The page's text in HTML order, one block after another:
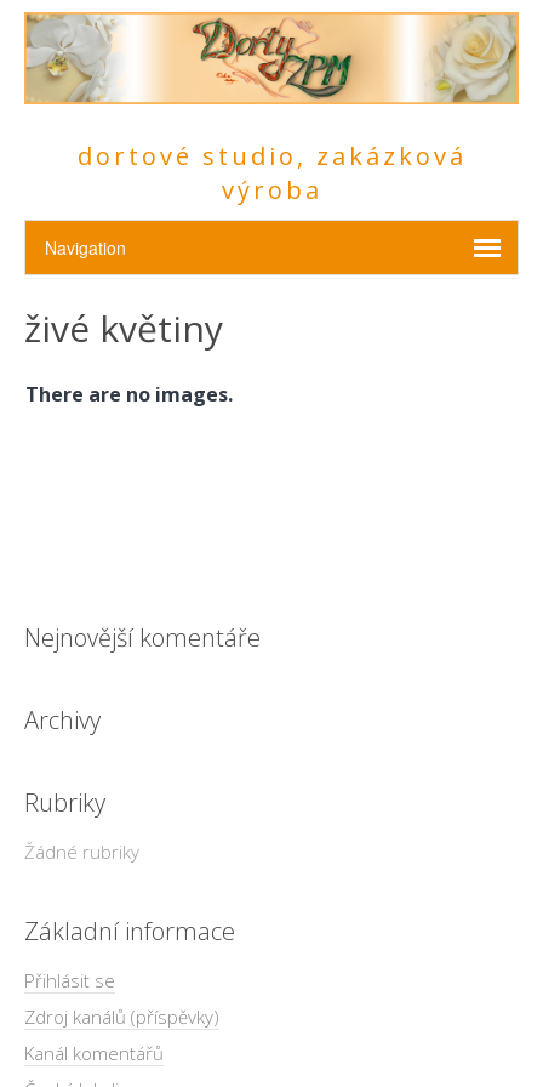
dortové studio, zakázková
výroba
živé květiny
There are no images.
Nejnovější komentáře
Archivy
Rubriky
Žádné rubriky
Základní informace
Přihlásit se
Zdroj kanálů (příspěvky)
Kanál komentářů